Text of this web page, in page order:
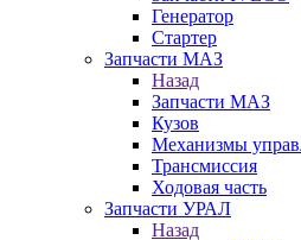
Генератор
Стартер
Запчасти МАЗ
Назад
Запчасти МАЗ
Кузов
Механизмы
Трансмиссия
Ходовая часть
Запчасти УРАЛ
Назад